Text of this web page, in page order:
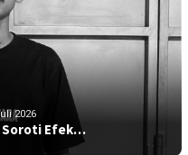
2026
Soroti Efek…